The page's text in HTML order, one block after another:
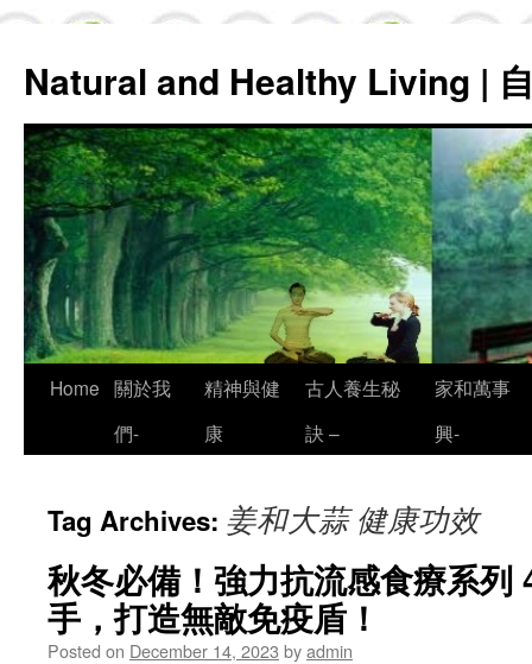
Natural and Healthy Living |
Skip
Home 關於我
們-
精神與健
康
古人養生秘
訣 –
家和萬事
興-
Tag Archives: 姜和大蒜 健康功效
秋冬必備！強力抗流感食療系列
手，打造無敵免疫盾！
Posted on December 14, 2023 byadmin